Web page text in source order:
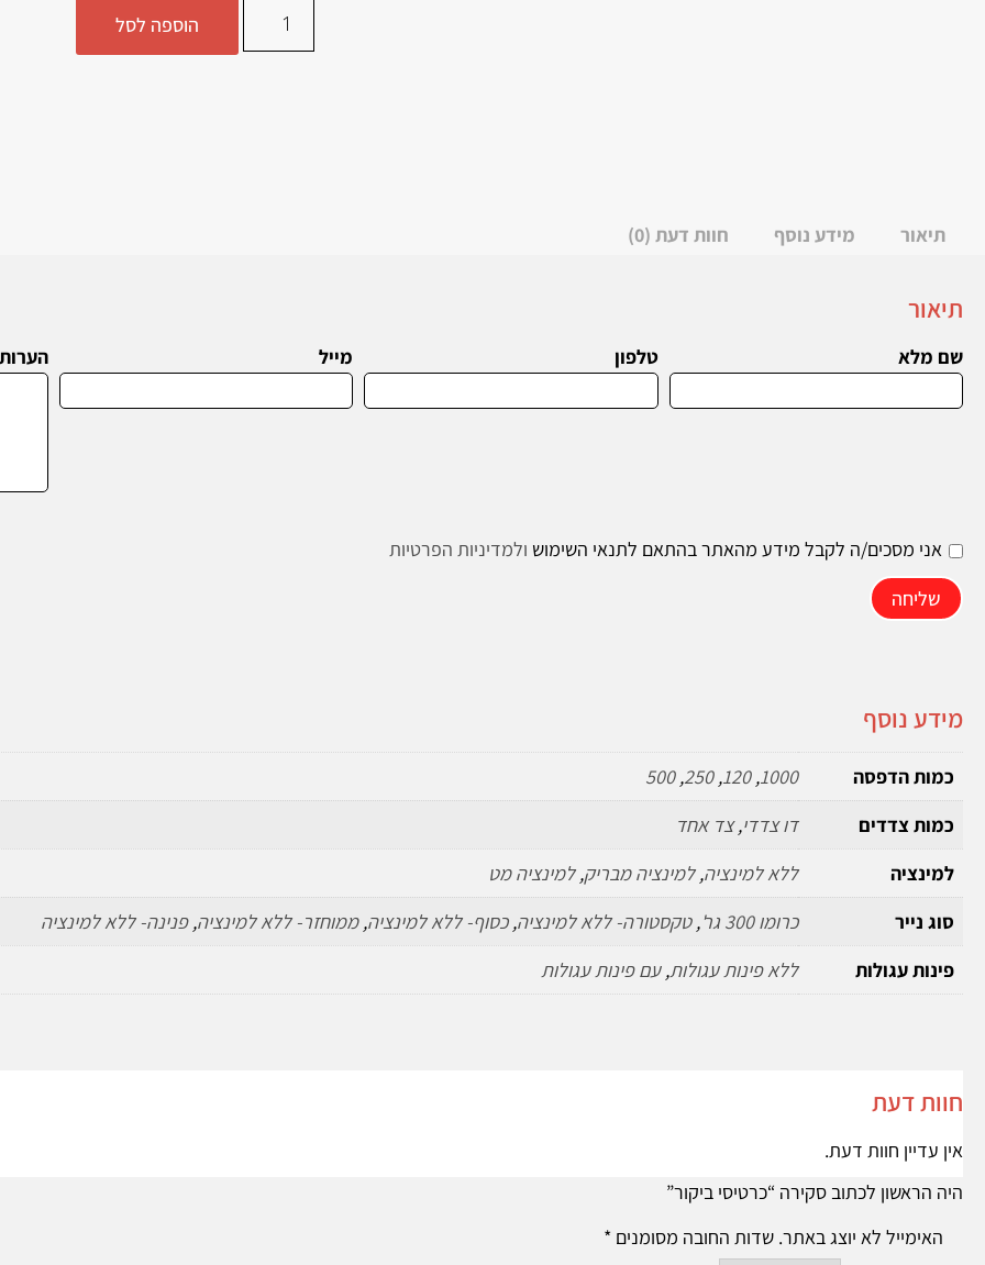
הוספה לסל
תיאור מידע נוסף חוות דעת (0)
תיאור
שם מלא טלפון מייל
אני מסכים/ה לקבל מידע מהאתר בהתאם לתנאי השימוש ולמדיניות הפרטיות
שליחה
מידע נוסף
כמות הדפסה 1000
,
120
,
250
,
500
כמות צדדים
דו צדדי,צד אחד
למינציה
ללא למינציה,למינציה מבריק,למינציה מט
סוג נייר
כרומו 300 גר' ,טקסטורה- ללא למינציה,כסוף- ללא למינציה,ממוחזר- ללא למינציה,פנינה- ללא למינציה
פינות עגולות
ללא פינות עגולות,עם פינות עגולות
חוות דעת
אין עדיין חוות דעת.
היה הראשון לכתוב סקירה “כרטיסי ביקור”
האימייל לא יוצג באתר. שדות החובה מסומנים *